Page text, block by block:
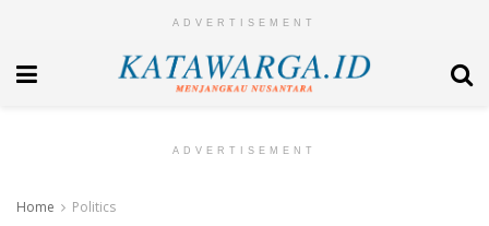
ADVERTISEMENT
ADVERTISEMENT
Home Politics